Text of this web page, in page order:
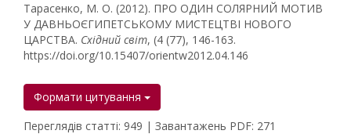
Тарасенко, М. О. (2012). ПРО ОДИН СОЛЯРНИЙ МОТИВ
У ДАВНЬОЄГИПЕТСЬКОМУ МИСТЕЦТВІ НОВОГО
ЦАРСТВА. Східний світ, (4 (77), 146-163.
https://doi.org/10.15407/orientw2012.04.146
Формати цитування
Переглядів статті: 949 | Завантажень PDF: 271